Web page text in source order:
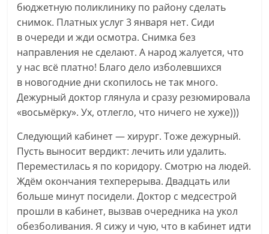
бюджетную поликлинику по району сделать
снимок. Платных услуг 3 января нет. Сиди
в очереди и жди осмотра. Снимка без
направления не сделают. А народ жалуется, что
у нас всё платно! Благо дело изболевшихся
в новогодние дни скопилось не так много.
Дежурный доктор глянула и сразу резюмировала
«восьмёрку». Ух, отлегло, что ничего не хуже)))
Следующий кабинет — хирург. Тоже дежурный.
Пусть выносит вердикт: лечить или удалить.
Переместилась я по коридору. Смотрю на людей.
Ждём окончания техперерыва. Двадцать или
больше минут посидели. Доктор с медсестрой
прошли в кабинет, вызвав очередника на укол
обезболивания. Я сижу и чую, что в кабинет идти